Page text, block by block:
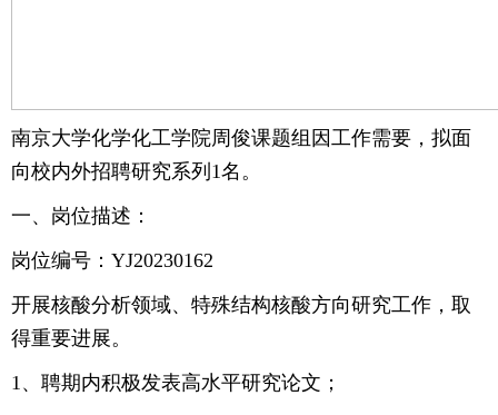
南京大学化学化工学院周俊课题组因工作需要，拟面
向校内外招聘研究系列1名。
一、岗位描述：
岗位编号：YJ20230162
开展核酸分析领域、特殊结构核酸方向研究工作，取
得重要进展。
1、聘期内积极发表高水平研究论文；